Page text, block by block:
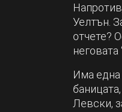
Уелтън.
отчете?
неговата
Има една
Левски,